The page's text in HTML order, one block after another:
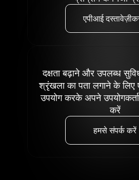
एपीआई
दक्षता बढ़ाने और उपलब्ध
श्रृंखला का पता लगाने के
उपयोग करके अपने
करें
हमसे संपर्क करें